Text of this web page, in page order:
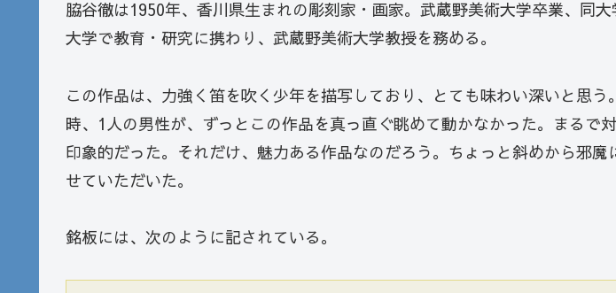
脇谷徹は1950年、香川県生まれの彫刻家・画家。武蔵野美術大学卒業、同
大学で教育・研究に携わり、武蔵野美術大学教授を務める。
この作品は、力強く笛を吹く少年を描写しており、とても味わい深いと思う
時、1人の男性が、ずっとこの作品を真っ直ぐ眺めて動かなかった。まるで
印象的だった。それだけ、魅力ある作品なのだろう。ちょっと斜めから邪魔
せていただいた。
銘板には、次のように記されている。